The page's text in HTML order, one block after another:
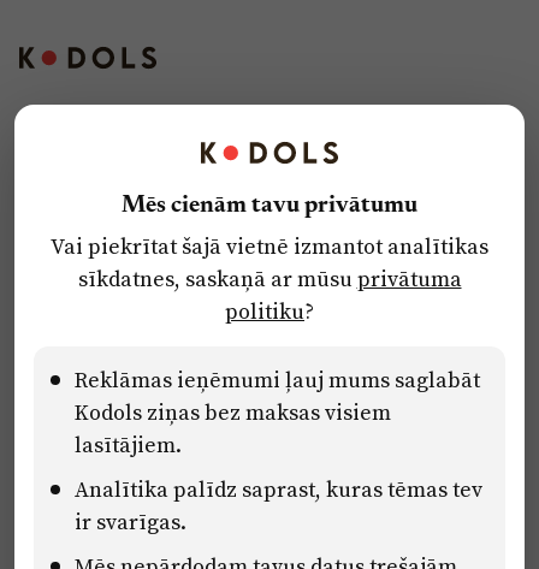
Privātuma politika
Ētikas kodekss
Pārredzamības paziņojumi
Eiropas Savienības Atveseļošanas un noturības mehānisma plāna
2.2. reformu un investīciju virziena “Uzņēmumu digitālā
transformācija un inovācijas” 2.2.1.5.i. investīcijas “Mediju nozares
uzņēmumu digitālās transformācijas veicināšana” pasākuma
“Mācības mediju nozares speciālistu digitālās kompetences un
Mēs cienām tavu privātumu
Vai piekrītat šajā vietnē izmantot analītikas
sīkdatnes, saskaņā ar mūsuprivātuma
politiku?
Reklāmas ieņēmumi ļauj mums saglabāt
Kodols ziņas bez maksas visiem
lasītājiem.
Analītika palīdz saprast, kuras tēmas tev
ir svarīgas.